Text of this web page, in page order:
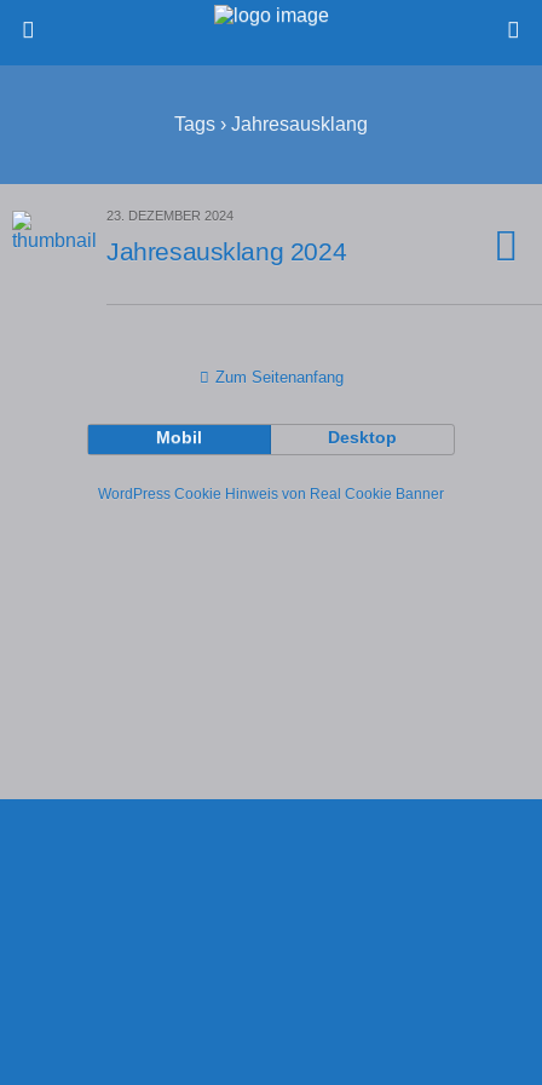
Tags › Jahresausklang
23. DEZEMBER 2024
Jahresausklang 2024
Zum Seitenanfang
Mobil Desktop
WordPress Cookie Hinweis von Real Cookie Banner